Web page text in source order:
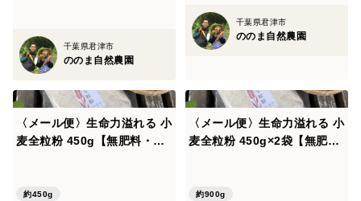
千葉県君津市
ののま自然農園
千葉県君津市
ののま自然農園
〈メール便〉生命力溢れる 小
麦全粒粉 450g【無肥料・栽
約450g
〈メール便〉生命力溢れる 小
麦全粒粉 450g×2袋【無肥
約900g